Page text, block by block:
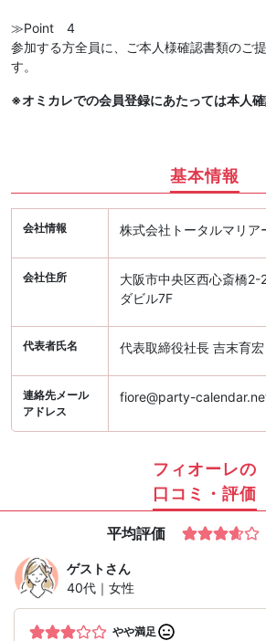
≫Point 4
参加する方全員に、ご本人様確認書類のご
す。
※オミカレでの会員登録にあたっては本人確
基本情報
会社情報 株式会社トータルマリア
会社住所
大阪市中央区西心斎橋
ダビル7F
代表者氏名 代表取締役社長 吉末育宏
連絡先メール
アドレス
fiore@party-
フィオーレの
口コミ・評価
平均評価
ゲストさん
40代｜女性
やや満足